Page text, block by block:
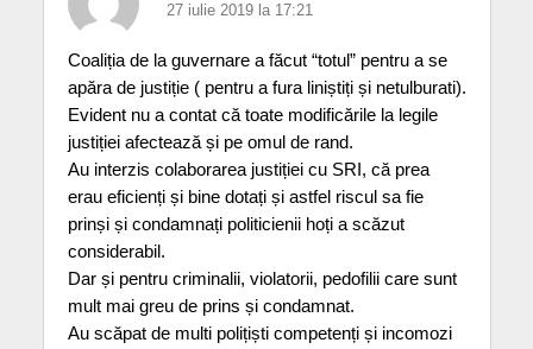
27 iulie 2019 la 17:21
Coaliția de la guvernare a făcut “totul” pentru a se
apăra de justiție ( pentru a fura liniștiți și netulburati).
Evident nu a contat că toate modificările la legile
justiției afectează și pe omul de rand.
Au interzis colaborarea justiției cu SRI, că prea
erau eficienți și bine dotați și astfel riscul sa fie
prinși și condamnați politicienii hoți a scăzut
considerabil.
Dar și pentru criminalii, violatorii, pedofilii care sunt
mult mai greu de prins și condamnat.
Au scăpat de multi polițiști competenți și incomozi